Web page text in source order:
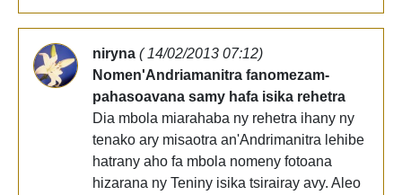
niryna ( 14/02/2013 07:12)
Nomen'Andriamanitra fanomezam-
pahasoavana samy hafa isika rehetra
Dia mbola miarahaba ny rehetra ihany ny
tenako ary misaotra an'Andrimanitra lehibe
hatrany aho fa mbola nomeny fotoana
hizarana ny Teniny isika tsirairay avy. Aleo